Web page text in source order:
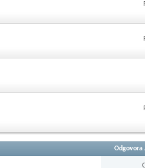
Odgovora